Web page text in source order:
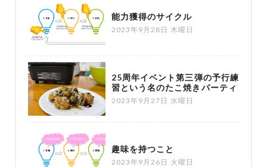
能力獲得のサイクル
2023年9月28日 木曜日
25周年イベント第三弾の予行練
習という名のたこ焼きパーティ
2023年9月27日 水曜日
趣味を持つこと
2023年9月26日 火曜日